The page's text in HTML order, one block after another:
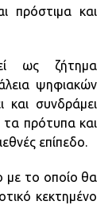
πρόστιμα και
ως ζήτημα
ψηφιακών
και συνδράμει
πρότυπα και
επίπεδο.
με το οποίο θα
κεκτημένο